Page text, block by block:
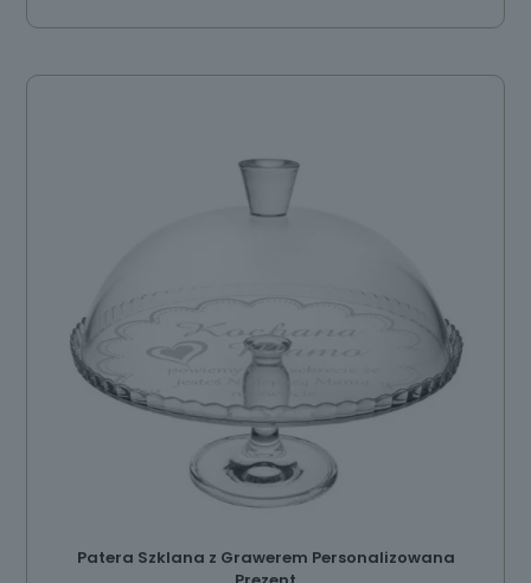
Patera Szklana z Grawerem Personalizowana